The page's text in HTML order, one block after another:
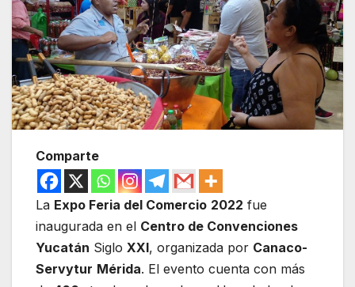
Comparte
La Expo Feria del Comercio 2022 fue
inaugurada en el Centro de Convenciones
Yucatán Siglo XXI, organizada por Canaco-
Servytur Mérida. El evento cuenta con más